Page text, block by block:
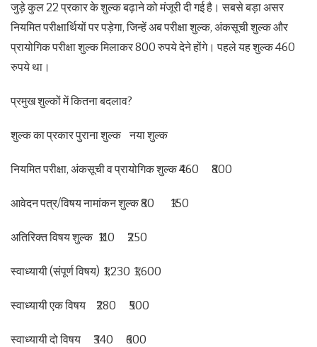
जुड़े कुल 22 प्रकार के शुल्क बढ़ाने को मंजूरी दी गई है। सबसे बड़ा असर
नियमित परीक्षार्थियों पर पड़ेगा, जिन्हें अब परीक्षा शुल्क, अंकसूची शुल्क और
प्रायोगिक परीक्षा शुल्क मिलाकर 800 रुपये देने होंगे। पहले यह शुल्क 460
रुपये था।
प्रमुख शुल्कों में कितना बदलाव?
शुल्क का प्रकार पुराना शुल्क नया शुल्क
नियमित परीक्षा, अंकसूची व प्रायोगिक शुल्क ₹460 ₹800
आवेदन पत्र/विषय नामांकन शुल्क ₹80 ₹150
अतिरिक्त विषय शुल्क ₹110 ₹250
स्वाध्यायी (संपूर्ण विषय) ₹1,230 ₹1,600
स्वाध्यायी एक विषय ₹280 ₹500
स्वाध्यायी दो विषय ₹340 ₹600